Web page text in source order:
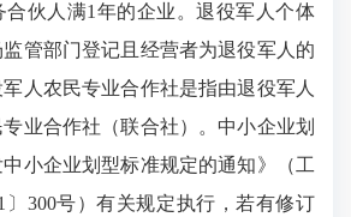
合伙人满1年的企业。退役军人个体
管部门登记且经营者为退役军人的
人农民专业合作社是指由退役军人
业合作社（联合社）。中小企业划
小企业划型标准规定的通知》（工
〕300号）有关规定执行，若有修订